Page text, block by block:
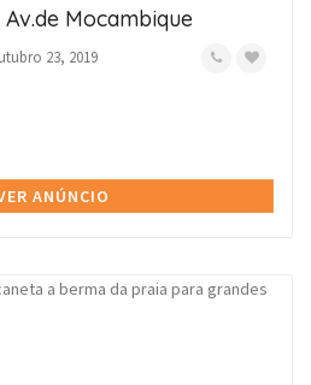
Mocambique
23, 2019
ANÚNCIO